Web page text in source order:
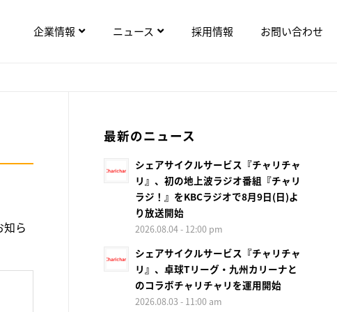
企業情報 ニュース 採用情報 お問い合わせ
ら
最新のニュース
シェアサイクルサービス『チャリチャ
リ』、初の地上波ラジオ番組『チャリ
ラジ！』をKBCラジオで8月9日(日)よ
り放送開始
2026.08.04 - 12:00 pm
シェアサイクルサービス『チャリチャ
リ』、卓球Tリーグ・九州カリーナと
のコラボチャリチャリを運用開始
2026.08.03 - 11:00 am